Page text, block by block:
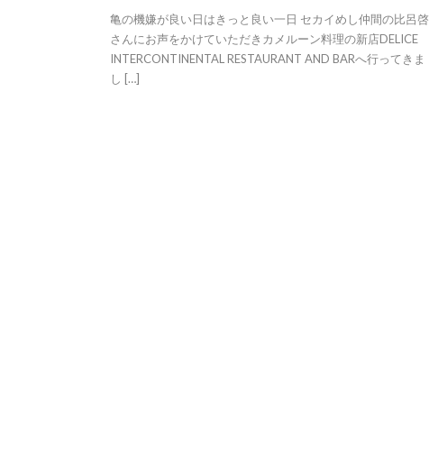
亀の機嫌が良い日はきっと良い一日 セカイめし仲間の比呂啓
さんにお声をかけていただきカメルーン料理の新店DELICE
INTERCONTINENTAL RESTAURANT AND BARへ行ってきま
し […]